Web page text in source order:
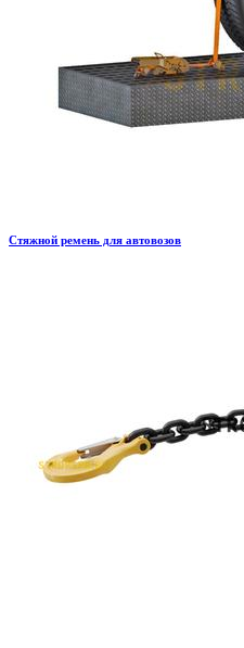
Стяжной ремень для автовозов